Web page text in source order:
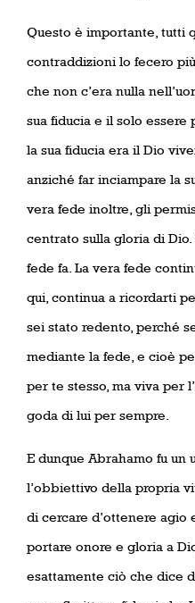
Questo è importante, tutti
contraddizioni lo fecero
che non c’era nulla
sua fiducia e il solo
la sua fiducia era il Dio
anziché far inciampare la
vera fede inoltre, gli
centrato sulla gloria di
fede fa. La vera fede
qui, continua a ricordarti
sei stato redento, perché
mediante la fede, e cioè
per te stesso, ma viva per
goda di lui per sempre.
E dunque Abrahamo fu un
l’obbiettivo della propria
di cercare d’ottenere agio
portare onore e gloria a
esattamente ciò che dice